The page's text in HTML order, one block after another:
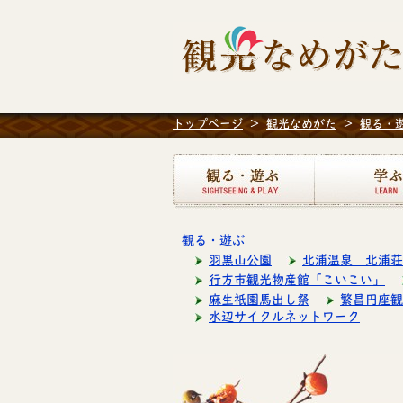
トップページ > 観光なめがた > 観る・
観る・遊ぶ
羽黒山公園
北浦温泉 北浦荘
行方市観光物産館「こいこい」
麻生祇園馬出し祭
繁昌円座
水辺サイクルネットワーク